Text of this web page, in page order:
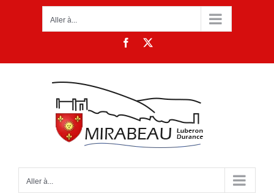
Aller à...
Facebook
Aller à...